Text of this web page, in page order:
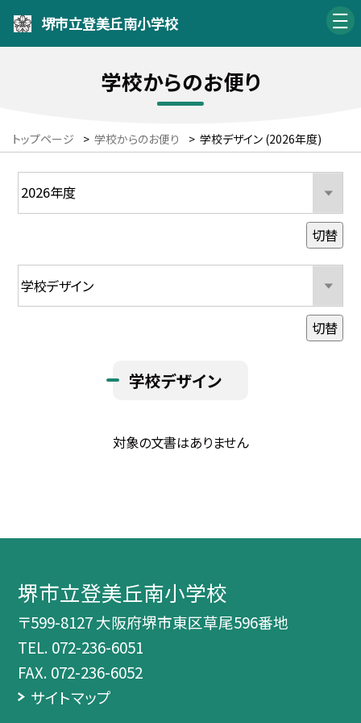
堺市立登美丘南小学校
学校からのお便り
トップページ > 学校からのお便り > 学校デザイン (2026年度)
切替
切替
学校デザイン
対象の文書はありません
堺市立登美丘南小学校
〒599-8127 大阪府堺市東区草尾596番地
TEL. 072-236-6051
FAX. 072-236-6052
サイトマップ